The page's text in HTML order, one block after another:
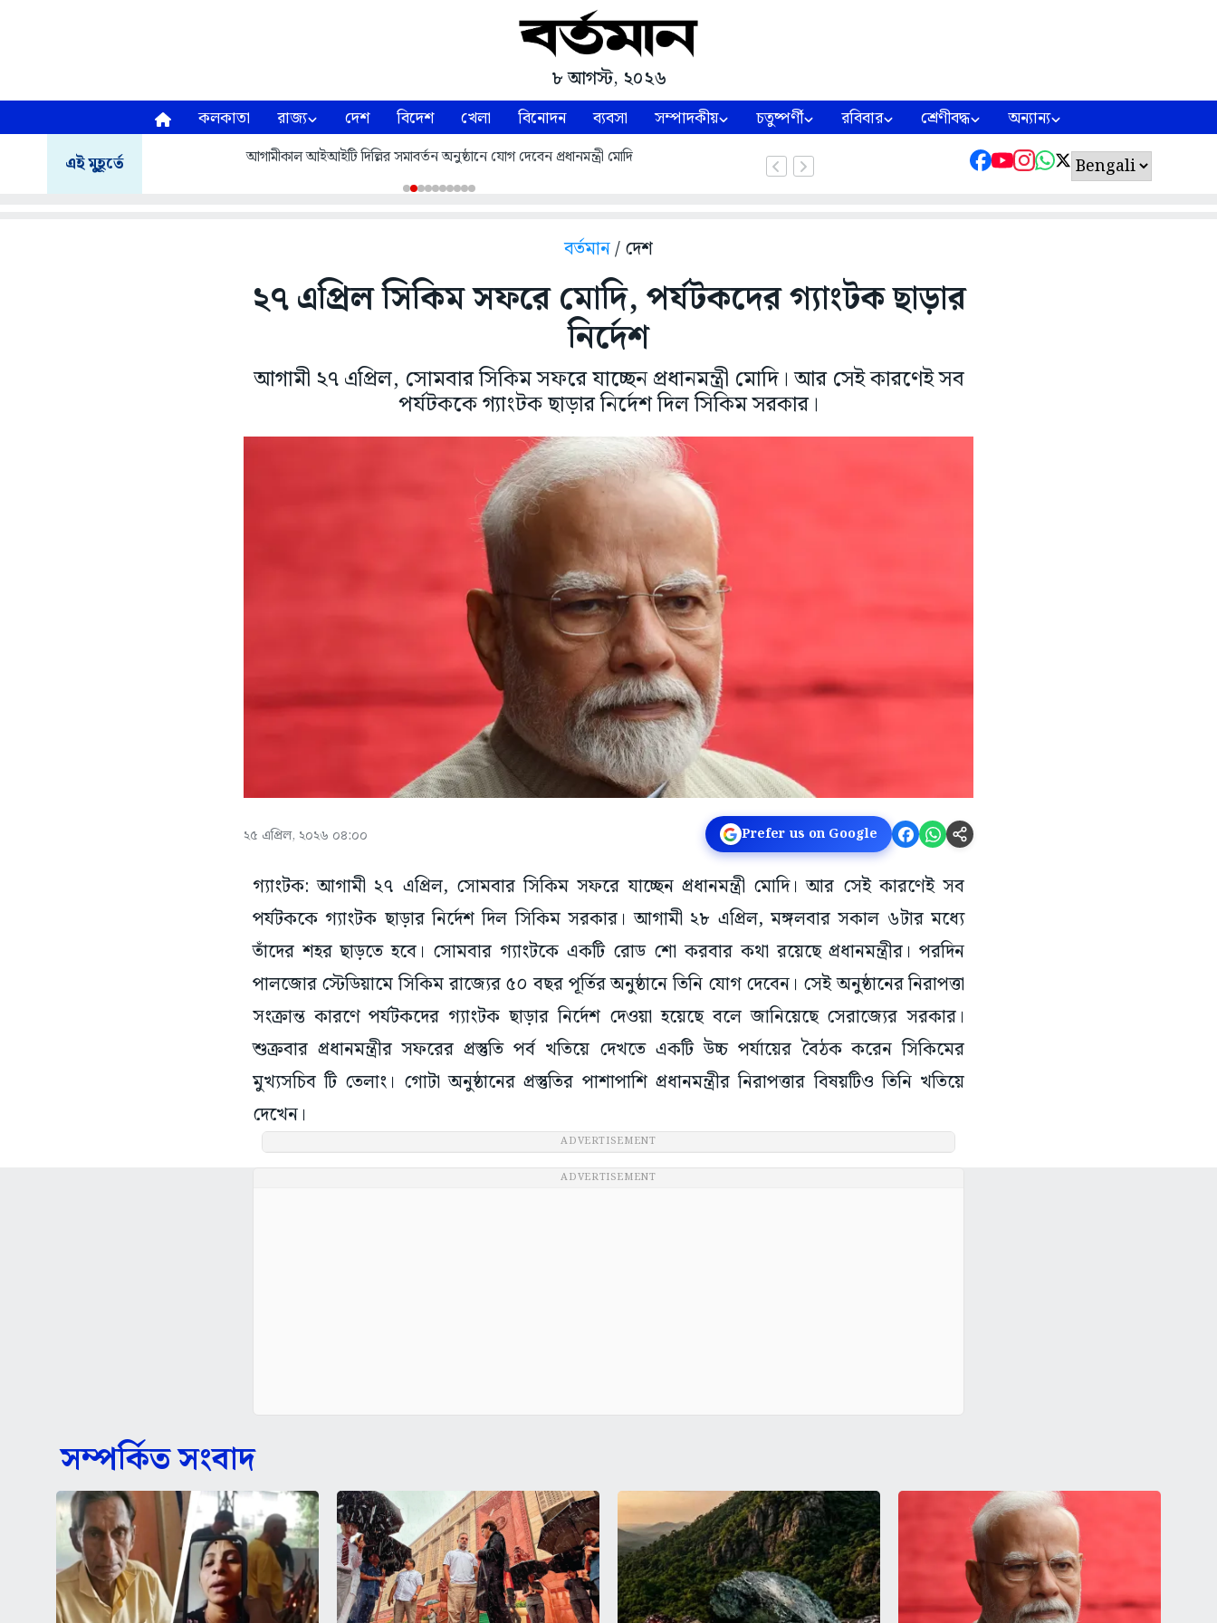
৮ আগস্ট, ২০২৬
কলকাতা রাজ্য দেশ বিদেশ খেলা বিনোদন ব্যবসা সম্পাদকীয় চতুষ্পর্ণী রবিবার শ্রেণীবদ্ধ অন্যান্য
এই মুহূর্তে আগামীকাল আইআইটি দিল্লির সমাবর্তন অনুষ্ঠানে যোগ দেবেন প্রধানমন্ত্রী মোদি
বর্তমান/ দেশ
২৭ এপ্রিল সিকিম সফরে মোদি, পর্যটকদের গ্যাংটক ছাড়ার
নির্দেশ
আগামী ২৭ এপ্রিল, সোমবার সিকিম সফরে যাচ্ছেন প্রধানমন্ত্রী মোদি। আর সেই কারণেই সব
পর্যটককে গ্যাংটক ছাড়ার নির্দেশ দিল সিকিম সরকার।
২৫ এপ্রিল, ২০২৬ ০৪:০০ Prefer us on Google
গ্যাংটক: আগামী ২৭ এপ্রিল, সোমবার সিকিম সফরে যাচ্ছেন প্রধানমন্ত্রী মোদি। আর সেই কারণেই সব
পর্যটককে গ্যাংটক ছাড়ার নির্দেশ দিল সিকিম সরকার। আগামী ২৮ এপ্রিল, মঙ্গলবার সকাল ৬টার মধ্যে
তাঁদের শহর ছাড়তে হবে। সোমবার গ্যাংটকে একটি রোড শো করবার কথা রয়েছে প্রধানমন্ত্রীর। পরদিন
পালজোর স্টেডিয়ামে সিকিম রাজ্যের ৫০ বছর পূর্তির অনুষ্ঠানে তিনি যোগ দেবেন। সেই অনুষ্ঠানের নিরাপত্তা
সংক্রান্ত কারণে পর্যটকদের গ্যাংটক ছাড়ার নির্দেশ দেওয়া হয়েছে বলে জানিয়েছে সেরাজ্যের সরকার।
শুক্রবার প্রধানমন্ত্রীর সফরের প্রস্তুতি পর্ব খতিয়ে দেখতে একটি উচ্চ পর্যায়ের বৈঠক করেন সিকিমের
মুখ্যসচিব টি তেলাং। গোটা অনুষ্ঠানের প্রস্তুতির পাশাপাশি প্রধানমন্ত্রীর নিরাপত্তার বিষয়টিও তিনি খতিয়ে
দেখেন।
ADVERTISEMENT
ADVERTISEMENT
সম্পর্কিত সংবাদ